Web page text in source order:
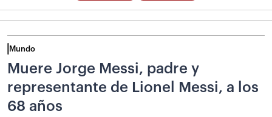
Mundo
Muere Jorge Messi, padre y
representante de Lionel Messi, a los
68 años